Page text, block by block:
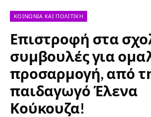
ΚΟΙΝΩΝΊΑ ΚΑΙ ΠΟΛΙΤΙΚΉ
Επιστροφή στα
συμβουλές για
προσαρμογή, από
παιδαγωγό Έλενα
Κούκουζα!